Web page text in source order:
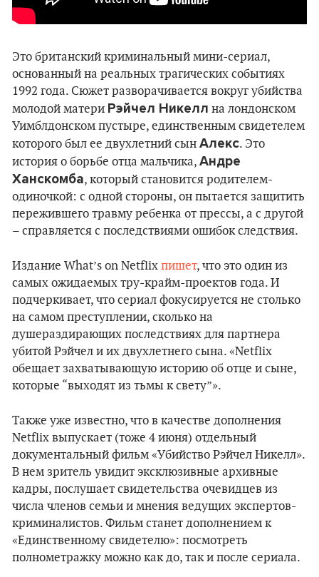
Это британский криминальный мини-сериал,
основанный на реальных трагических событиях
1992 года. Сюжет разворачивается вокруг убийства
молодой матери Рэйчел Никелл на лондонском
Уимблдонском пустыре, единственным свидетелем
которого был ее двухлетний сын Алекс. Это
история о борьбе отца мальчика, Андре
Ханскомба, который становится родителем-
одиночкой: с одной стороны, он пытается защитить
пережившего травму ребенка от прессы, а с другой
– справляется с последствиями ошибок следствия.
Издание What’s on Netflix пишет, что это один из
самых ожидаемых тру-крайм-проектов года. И
подчеркивает, что сериал фокусируется не столько
на самом преступлении, сколько на
душераздирающих последствиях для партнера
убитой Рэйчел и их двухлетнего сына. «Netflix
обещает захватывающую историю об отце и сыне,
которые “выходят из тьмы к свету”».
Также уже известно, что в качестве дополнения
Netflix выпускает (тоже 4 июня) отдельный
документальный фильм «Убийство Рэйчел Никелл».
В нем зритель увидит эксклюзивные архивные
кадры, послушает свидетельства очевидцев из
числа членов семьи и мнения ведущих экспертов-
криминалистов. Фильм станет дополнением к
«Единственному свидетелю»: посмотреть
полнометражку можно как до, так и после сериала.